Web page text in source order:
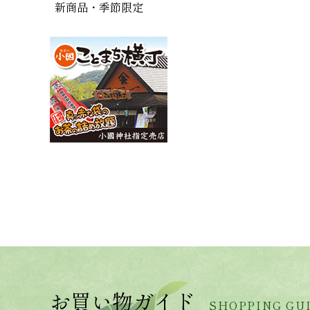
新商品・季節限定
お買い物ガイド SHOPPING